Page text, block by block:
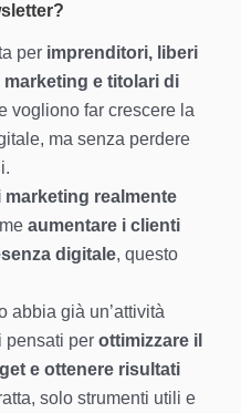
per imprenditori, liberi
e titolari di
vogliono far crescere la
ma senza perdere
marketing realmente
aumentare i clienti
digitale, questo
abbia già un’attività
pensati per ottimizzare il
e ottenere risultati
solo strumenti utili e